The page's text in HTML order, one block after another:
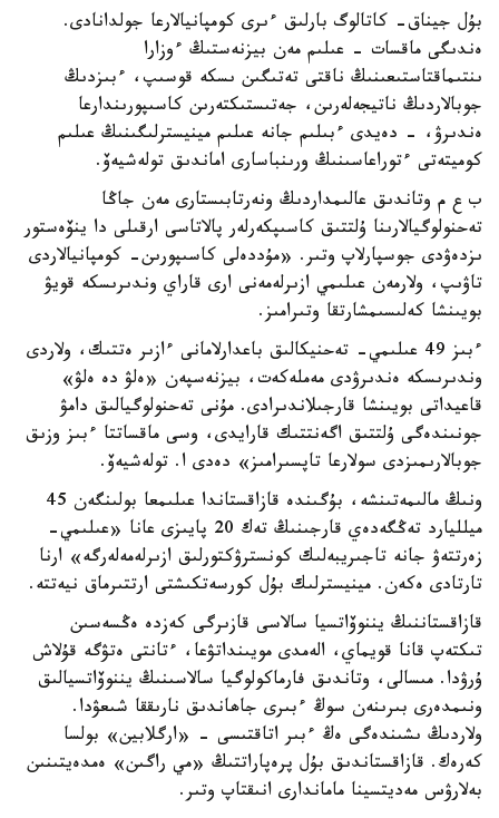
بۇل جيناق- كاتالوگ بارلىق ءىرى كومپانيالارعا جولدانادى.
ەندىگى ماقسات - عىلىم مەن بيزنەستىڭ ءوزارا
ىنتىماقتاستىعىنىڭ ناقتى تەتىگىن ىسكە قوسىپ، ءبىزدىڭ
جوبالاردىڭ ناتيجەلەرىن، جەتىستىكتەرىن كاسىپورىندارعا
ەندىرۋ، - دەيدى ءبىلىم جانە عىلىم مينيسترلىگىنىڭ عىلىم
كوميتەتى ءتوراعاسىنىڭ ورىنباسارى اماندىق تولەشيەۆ.
ب ع م وتاندىق عالىمداردىڭ ونەرتابىستارى مەن جاڭا
تەحنولوگيالارىنا ۇلتتىق كاسىپكەرلەر پالاتاسى ارقىلى دا ينۆەستور
ىزدەۋدى جوسپارلاپ وتىر. «مۇددەلى كاسىپورىن- كومپانيالاردى
تاۋىپ، ولارمەن عىلىمي ازىرلەمەنى ارى قاراي وندىرىسكە قويۋ
بويىنشا كەلىسىمشارتقا وتىرامىز.
ءبىز 49 عىلىمي- تەحنيكالىق باعدارلامانى ءازىر ەتتىك، ولاردى
وندىرىسكە ەندىرۋدى مەملەكەت، بيزنەسپەن «ەلۋ دە ەلۋ»
قاعيداتى بويىنشا قارجىلاندىرادى. مۇنى تەحنولوگيالىق دامۋ
جونىندەگى ۇلتتىق اگەنتتىك قارايدى، وسى ماقساتتا ءبىز وزىق
جوبالارىمىزدى سولارعا تاپسىرامىز» دەدى ا. تولەشيەۆ.
ونىڭ مالىمەتىنشە، بۇگىندە قازاقستاندا عىلىمعا بولىنگەن 45
ميلليارد تەڭگەدەي قارجىنىڭ تەك 20 پايىزى عانا «عىلىمي-
زەرتتەۋ جانە تاجىريبەلىك كونسترۋكتورلىق ازىرلەمەلەرگە» ارنا
تارتادى ەكەن. مينيسترلىك بۇل كورسەتكىشتى ارتتىرماق نيەتتە.
قازاقستاننىڭ يننوۆاتسيا سالاسى قازىرگى كەزدە ەڭسەسىن
تىكتەپ قانا قويماي، الەمدى مويىنداتۋعا، ءتانتى ەتۋگە قۇلاش
ۇرۋدا. مىسالى، وتاندىق فارماكولوگيا سالاسىنىڭ يننوۆاتسيالىق
ونىمدەرى بىرىنەن سوڭ ءبىرى جاھاندىق نارىققا شىعۋدا.
ولاردىڭ ىشىندەگى ەڭ ءبىر اتاقتىسى - «ارگلابين» بولسا
كەرەك. قازاقستاندىق بۇل پرەپاراتتىڭ «مي راگىن» ەمدەيتىنىن
بەلارۋس مەديتسينا ماماندارى انىقتاپ وتىر.